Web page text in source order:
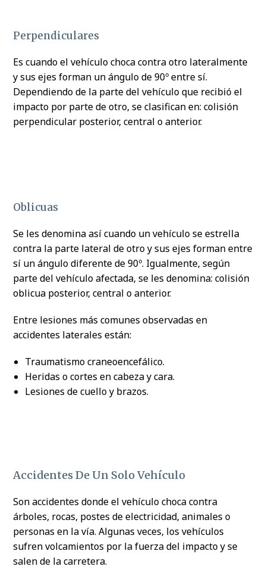
Perpendiculares
Es cuando el vehículo choca contra otro lateralmente
y sus ejes forman un ángulo de 90º entre sí.
Dependiendo de la parte del vehículo que recibió el
impacto por parte de otro, se clasifican en: colisión
perpendicular posterior, central o anterior.
Oblicuas
Se les denomina así cuando un vehículo se estrella
contra la parte lateral de otro y sus ejes forman entre
sí un ángulo diferente de 90º. Igualmente, según
parte del vehículo afectada, se les denomina: colisión
oblicua posterior, central o anterior.
Entre lesiones más comunes observadas en
accidentes laterales están:
Traumatismo craneoencefálico.
Heridas o cortes en cabeza y cara.
Lesiones de cuello y brazos.
Accidentes De Un Solo Vehículo
Son accidentes donde el vehículo choca contra
árboles, rocas, postes de electricidad, animales o
personas en la vía. Algunas veces, los vehículos
sufren volcamientos por la fuerza del impacto y se
salen de la carretera.